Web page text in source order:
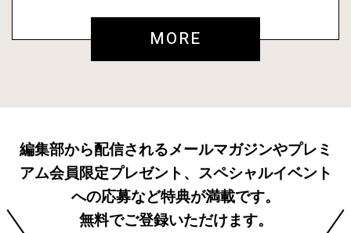
MORE
編集部から配信されるメールマガジンやプレミ
アム会員限定プレゼント、スペシャルイベント
への応募など特典が満載です。
無料でご登録いただけます。